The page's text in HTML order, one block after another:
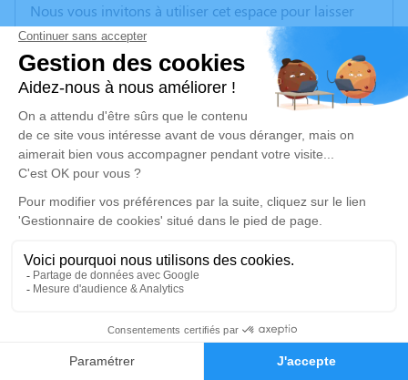
Faire-part Hommages
Nous vous invitons à utiliser cet espace pour laisser
vos condoléances, partager des photos souvenirs, une
anecdote ou exprimer vos pensées à travers des
poèmes ou des textes. Cet endroit est un lieu
d'expression dédié à honorer la mémoire de Raymond
PETITNICOLAS.
Un service de plantation d’arbre hommage est
disponible ici.
Je rends hommage
Cérémonie civile
Crématorium de Tergnier Cœur de L’aisne de
Tergnier